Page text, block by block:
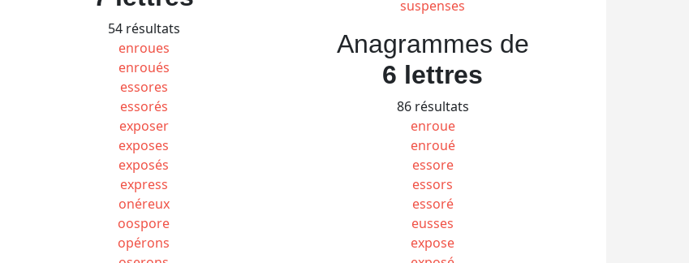
suspenses
54 résultats
enroues
enroués
essores
essorés
exposer
exposes
exposés
express
onéreux
oospore
opérons
Anagrammes de
6 lettres
86 résultats
enroue
enroué
essore
essors
essoré
eusses
expose